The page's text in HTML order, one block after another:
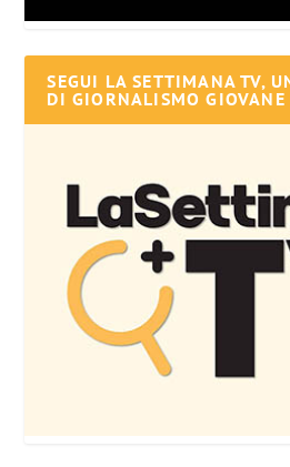
SEGUI LA SETTIMANA TV,
DI GIORNALISMO